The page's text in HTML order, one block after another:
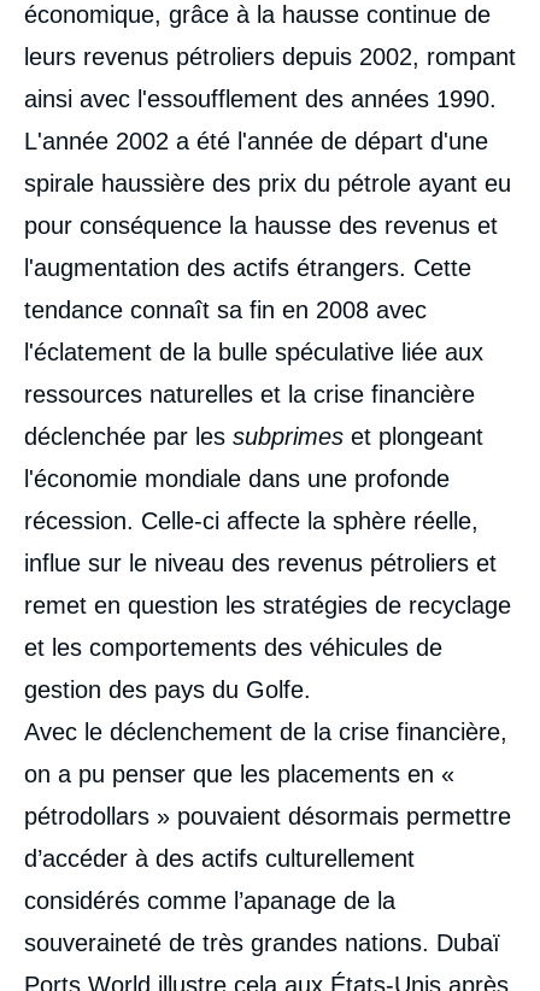
économique, grâce à la hausse continue de
leurs revenus pétroliers depuis 2002, rompant
ainsi avec l'essoufflement des années 1990.
L'année 2002 a été l'année de départ d'une
spirale haussière des prix du pétrole ayant eu
pour conséquence la hausse des revenus et
l'augmentation des actifs étrangers. Cette
tendance connaît sa fin en 2008 avec
l'éclatement de la bulle spéculative liée aux
ressources naturelles et la crise financière
déclenchée par les subprimes et plongeant
l'économie mondiale dans une profonde
récession. Celle-ci affecte la sphère réelle,
influe sur le niveau des revenus pétroliers et
remet en question les stratégies de recyclage
et les comportements des véhicules de
gestion des pays du Golfe.
Avec le déclenchement de la crise financière,
on a pu penser que les placements en «
pétrodollars » pouvaient désormais permettre
d’accéder à des actifs culturellement
considérés comme l’apanage de la
souveraineté de très grandes nations. Dubaï
Ports World illustre cela aux États-Unis après